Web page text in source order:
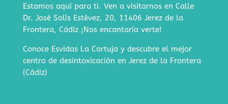
Estamos aquí para ti. Ven a visitarnos en Calle
Dr. José Solís Estévez, 20, 11406 Jerez de la
Frontera, Cádiz¡Nos encantaría verte!
Conoce Esvidas La Cartuja y descubre el mejor
centro de desintoxicación en Jerez de la Frontera
(Cádiz)